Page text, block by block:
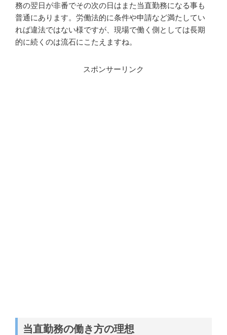
務の翌日が非番でその次の日はまた当直勤務になる事も
普通にあります。労働法的に条件や申請など満たしてい
れば違法ではない様ですが、現場で働く側としては長期
的に続くのは流石にこたえますね。
スポンサーリンク
当直勤務の働き方の理想